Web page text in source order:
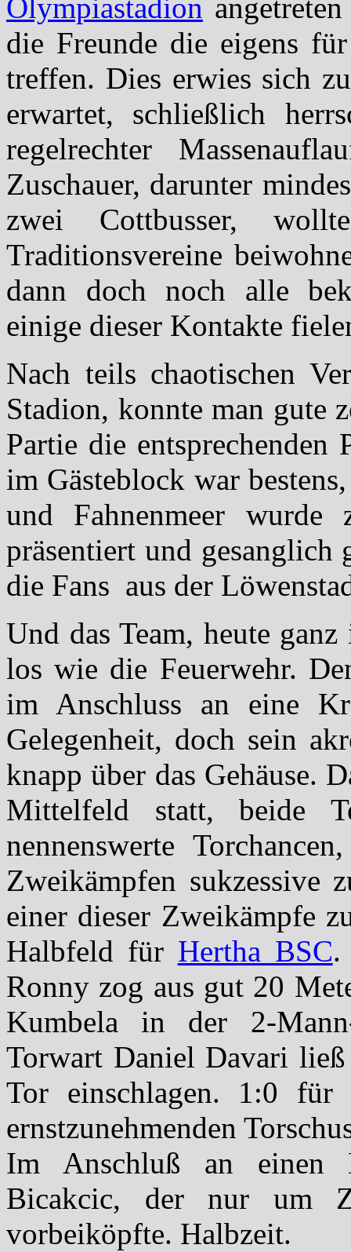
Olympiastadion
die Freunde die eigens
treffen. Dies erwies sich
erwartet, schließlich
regelrechter
Zuschauer, darunter
zwei Cottbusser,
Traditionsvereine
dann doch noch alle
einige dieser Kontakte
Nach teils chaotischen
Stadion, konnte man gute
Partie die entsprechenden
im Gästeblock war
und Fahnenmeer wurde
präsentiert und
die Fans aus der
Und das Team, heute
los wie die Feuerwehr.
im Anschluss an eine
Gelegenheit, doch sein
knapp über das Gehäuse.
Mittelfeld statt, beide
nennenswerte
Zweikämpfen sukzessive
einer dieser Zweikämpfe
Halbfeld für Hertha BSC.
Ronny zog aus gut 20
Kumbela in der 2-
Torwart Daniel Davari
Tor einschlagen. 1:0 für
ernstzunehmenden
Im Anschluß an einen
Bicakcic, der nur um
vorbeiköpfte. Halbzeit.